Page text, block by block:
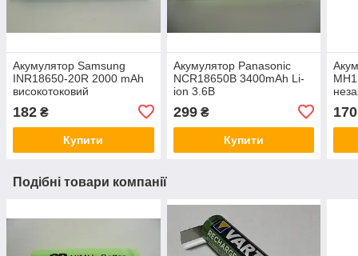
Акумулятор Samsung
INR18650-20R 2000 mAh
високотоковий
182 ₴
Купити
Акумулятор Panasonic
NCR18650B 3400mAh Li-
ion 3.6В
299₴
Купити
170
Подібні товари компанії